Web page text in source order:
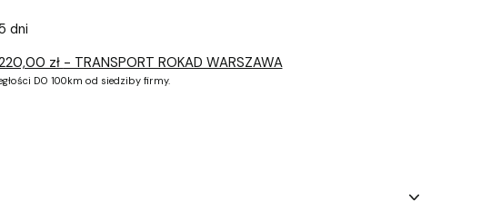
dni
zł - TRANSPORT ROKAD WARSZAWA
DO 100km od siedziby firmy.